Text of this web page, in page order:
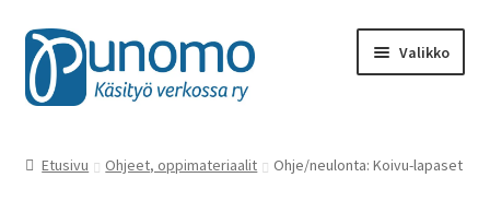
Siirry
navigointiin
Siirry
sisältöön
Valikko
Etusivu Ohjeet, oppimateriaalit Ohje/neulonta: Koivu-lapaset